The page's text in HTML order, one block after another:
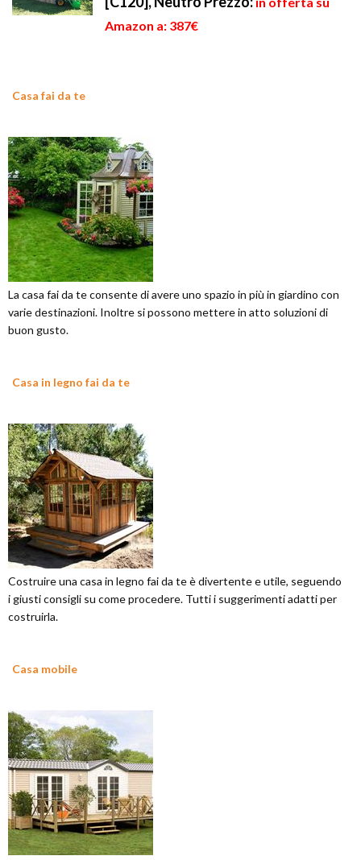
Amazon a: 387€
Casa fai da te
La casa fai da te consente di avere uno spazio in più in giardino con
varie destinazioni. Inoltre si possono mettere in atto soluzioni di
buon gusto.
Casa in legno fai da te
Costruire una casa in legno fai da te è divertente e utile, seguendo
i giusti consigli su come procedere. Tutti i suggerimenti adatti per
costruirla.
Casa mobile